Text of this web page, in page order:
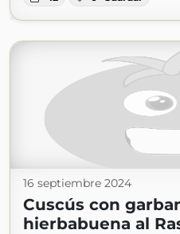
16 septiembre 2024
Cuscús con
hierbabuena al